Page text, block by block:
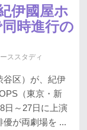
伊國屋ホ
時進行の
ススタディ
谷区）が、紀伊
（東京・新
日～27日に上演
優が両劇場を ...